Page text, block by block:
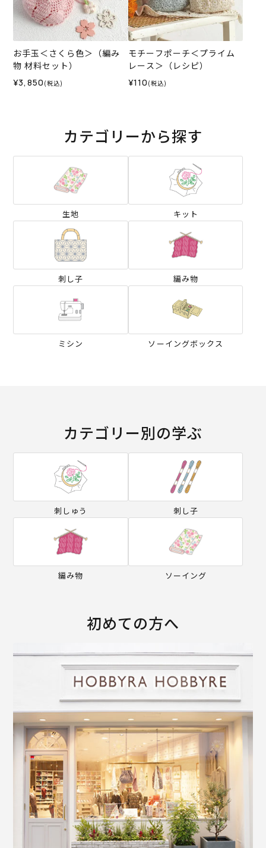
お手玉＜さくら色＞（編み
物 材料セット）
¥3,850 (税込)
モチーフポーチ＜プライム
レース＞（レシピ）
¥110 (税込)
カテゴリーから探す
生地 キット
刺し子 編み物
ミシン ソーイングボックス
カテゴリー別の学ぶ
刺しゅう 刺し子
編み物 ソーイング
初めての方へ